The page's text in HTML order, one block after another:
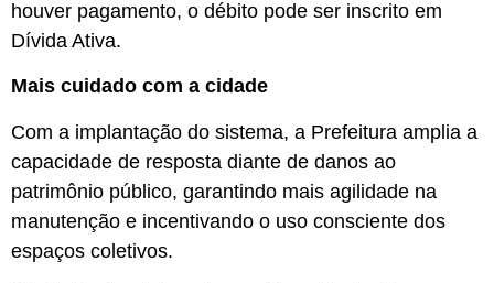
houver pagamento, o débito pode ser inscrito em
Dívida Ativa.
Mais cuidado com a cidade
Com a implantação do sistema, a Prefeitura amplia a
capacidade de resposta diante de danos ao
patrimônio público, garantindo mais agilidade na
manutenção e incentivando o uso consciente dos
espaços coletivos.